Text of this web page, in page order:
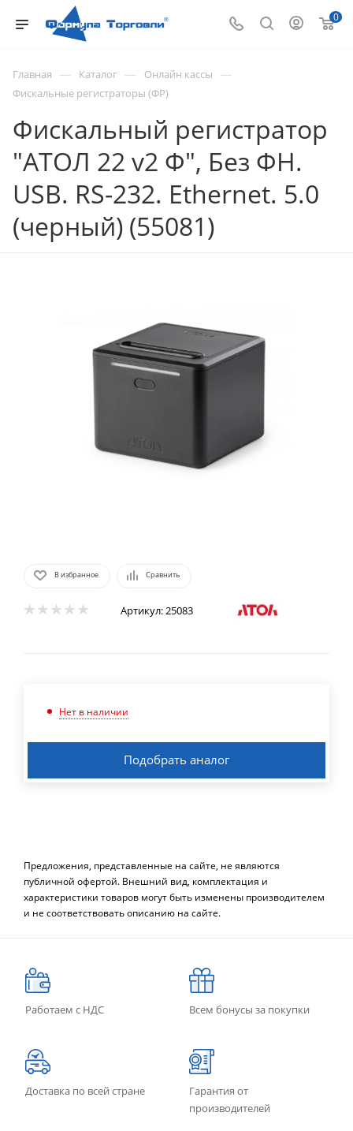
0
Главная — Каталог — Онлайн кассы —
Фискальные регистраторы (ФР)
Фискальный регистратор
"АТОЛ 22 v2 Ф", Без ФН.
USB. RS-232. Ethernet. 5.0
(черный) (55081)
В избранное Сравнить
Артикул:25083
Нет в наличии
Подобрать аналог
Предложения, представленные на сайте, не являются
публичной офертой. Внешний вид, комплектация и
характеристики товаров могут быть изменены производителем
и не соответствовать описанию на сайте.
Работаем с НДС Всем бонусы за покупки
Доставка по всей стране
Гарантия от
производителей